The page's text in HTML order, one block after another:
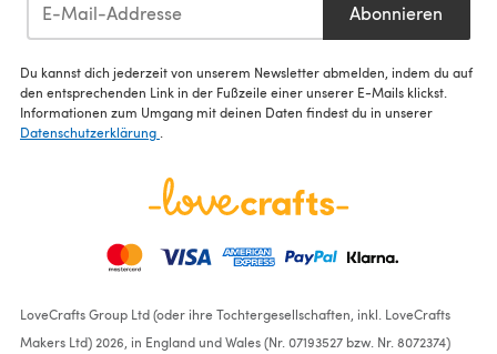
Abonnieren
Du kannst dich jederzeit von unserem Newsletter abmelden, indem du auf
den entsprechenden Link in der Fußzeile einer unserer E-Mails klickst.
Informationen zum Umgang mit deinen Daten findest du in unserer
Datenschutzerklärung .
LoveCrafts Group Ltd (oder ihre Tochtergesellschaften, inkl. LoveCrafts
Makers Ltd) 2026, in England und Wales (Nr. 07193527 bzw. Nr. 8072374)